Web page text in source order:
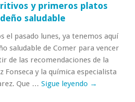
y primeros platos
saludable
el pasado lunes, ya tenemos aquí
saludable de Comer para vencer
de las recomendaciones de la
Fonseca y la química especialista
Que … Sigue leyendo →